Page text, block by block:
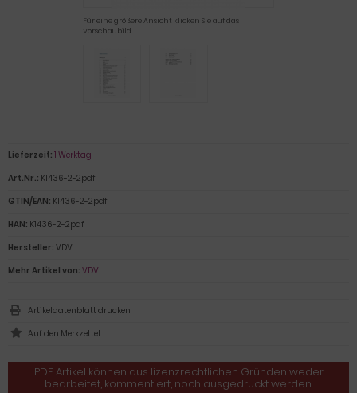
Für eine größere Ansicht klicken Sie auf das
Vorschaubild
PDF Artikel können aus lizenzrechtlichen Gründen weder
bearbeitet, kommentiert, noch ausgedruckt werden.
Lieferzeit: 1 Werktag
Art.Nr.: K1436-2-2pdf
GTIN/EAN: K1436-2-2pdf
HAN: K1436-2-2pdf
Hersteller: VDV
Mehr Artikel von: VDV
Artikeldatenblatt drucken